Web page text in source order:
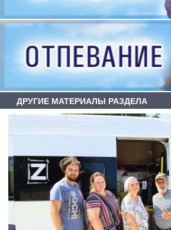
ДРУГИЕ МАТЕРИАЛЫ РАЗДЕЛА